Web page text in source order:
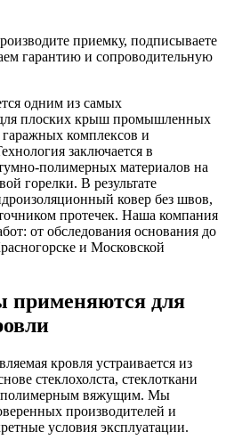
приемку, подписываете
гарантию и сопроводительную
одним из самых
плоских крыш промышленных
комплексов и
заключается в
полимерных материалов на
горелки. В результате
ковер без швов,
протечек. Наша компания
от обследования основания до
и Московской
применяются для
кровля устраивается из
стеклохолста, стеклоткани
полимерным вяжущим. Мы
производителей и
условия эксплуатации.